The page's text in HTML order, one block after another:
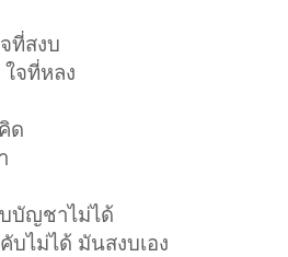
ที่สงบ
จที่หลง
ด
บัญชาไม่ได้
บไม่ได้ มันสงบเอง